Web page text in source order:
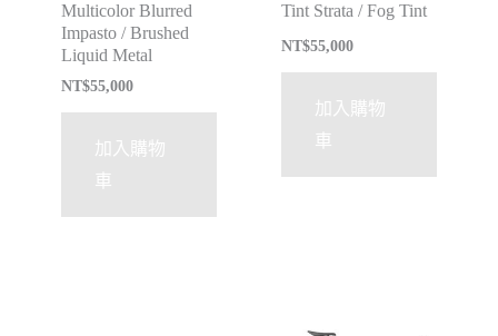
Multicolor Blurred
Impasto / Brushed
Liquid Metal
NT$55,000
加入購物
車
Tint Strata / Fog Tint
NT$55,000
加入購物
車